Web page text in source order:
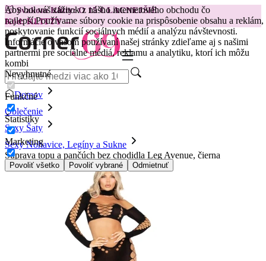
Aby bol váš zážitok z nášho internetového obchodu čo
najlepší.Používame súbory cookie na prispôsobenie obsahu a reklám,
poskytovanie funkcií sociálnych médií a analýzu návštevnosti.
Informácie o vašom používaní našej stránky zdieľame aj s našimi
partnermi pre sociálne médiá, reklamu a analytiku, ktorí ich môžu
kombi
Nevyhnutné
Funkčné
Štatistiky
Marketing
Povoliť všetko Povoliť vybrané Odmietnuť
😽Svakom Klitty: O 15 € LACNEJŠIE
Kód: KLITTY →
Domov
Oblečenie
Sexy Šaty
Sexy Nohavice, Legíny a Sukne
Súprava topu a pančúch bez chodidla Leg Avenue, čierna